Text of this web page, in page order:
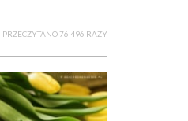
PRZECZYTANO 76 496 RAZY